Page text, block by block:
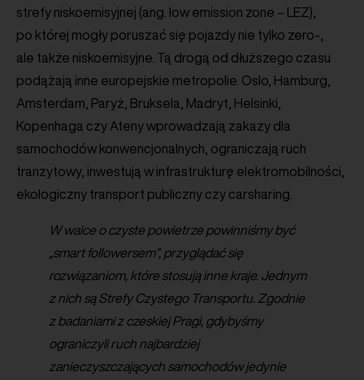
strefy niskoemisyjnej (ang. low emission zone – LEZ),
po której mogły poruszać się pojazdy nie tylko zero-,
ale także niskoemisyjne. Tą drogą od dłuższego czasu
podążają inne europejskie metropolie. Oslo, Hamburg,
Amsterdam, Paryż, Bruksela, Madryt, Helsinki,
Kopenhaga czy Ateny wprowadzają zakazy dla
samochodów konwencjonalnych, ograniczają ruch
tranzytowy, inwestują w infrastrukturę elektromobilności,
ekologiczny transport publiczny czy carsharing.
W walce o czyste powietrze powinniśmy być
„smart followersem”, przyglądać się
rozwiązaniom, które stosują inne kraje. Jednym
z nich są Strefy Czystego Transportu. Zgodnie
z badaniami z czeskiej Pragi, gdybyśmy
ograniczyli ruch najbardziej
zanieczyszczających samochodów jedynie